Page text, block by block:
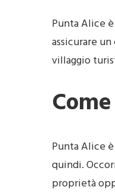
Punta Alice
assicurare
villaggio
Punta Alice
quindi.
proprietà